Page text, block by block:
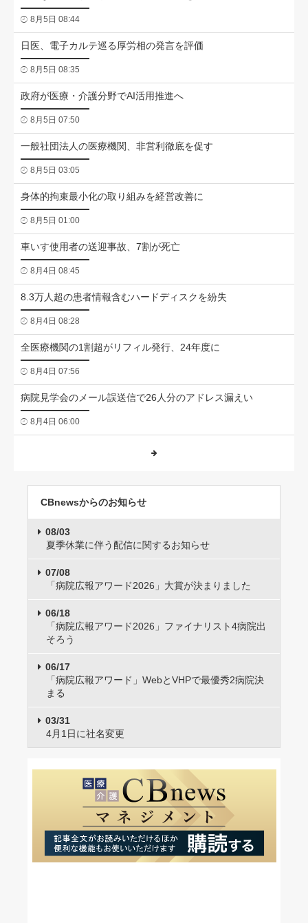
8月5日 08:44
日医、電子カルテ巡る厚労相の発言を評価
8月5日 08:35
政府が医療・介護分野でAI活用推進へ
8月5日 07:50
一般社団法人の医療機関、非営利徹底を促す
8月5日 03:05
身体的拘束最小化の取り組みを経営改善に
8月5日 01:00
車いす使用者の送迎事故、7割が死亡
8月4日 08:45
8.3万人超の患者情報含むハードディスクを紛失
8月4日 08:28
全医療機関の1割超がリフィル発行、24年度に
8月4日 07:56
病院見学会のメール誤送信で26人分のアドレス漏えい
8月4日 06:00
CBnewsからのお知らせ
08/03
夏季休業に伴う配信に関するお知らせ
07/08
「病院広報アワード2026」大賞が決まりました
06/18
「病院広報アワード2026」ファイナリスト4病院出
そろう
06/17
「病院広報アワード」WebとVHPで最優秀2病院決
まる
03/31
4月1日に社名変更